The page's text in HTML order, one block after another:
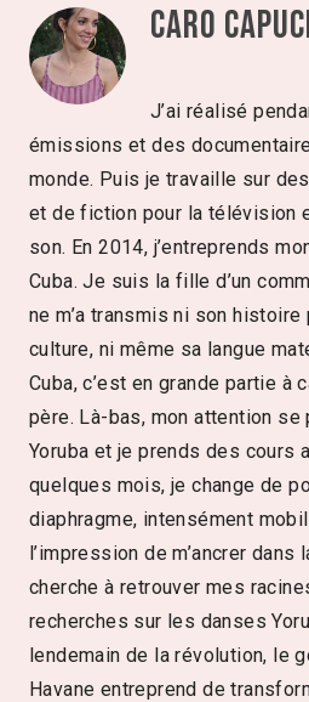
Caro
J’ai réalisé
émissions et des
monde. Puis je travaille sur
et de fiction pour la télévision
son. En 2014, j’entreprends
Cuba. Je suis la fille d’un
ne m’a transmis ni son
culture, ni même sa langue
Cuba, c’est en grande partie à
père. Là-bas, mon attention
Yoruba et je prends des cours
quelques mois, je change de
diaphragme, intensément
l’impression de m’ancrer dans
cherche à retrouver mes
recherches sur les danses
lendemain de la révolution, le
Havane entreprend de